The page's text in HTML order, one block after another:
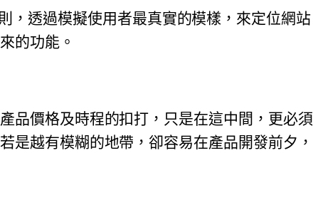
，透過模擬使用者最真實的模樣，來定位網站
的功能。
品價格及時程的扣打， 只是在這中間，更必須
是越有模糊的地帶，卻容易在產品開發前夕，